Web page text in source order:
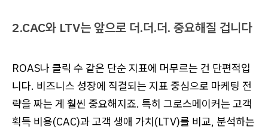
2.CAC와 LTV는 앞으로 더.더.더. 중요해질 겁니다
ROAS나 클릭 수 같은 단순 지표에 머무르는 건 단편적입
니다. 비즈니스 성장에 직결되는 지표 중심으로 마케팅 전
략을 짜는 게 훨씬 중요해지죠. 특히 그로스메이커는 고객
획득 비용(CAC)과 고객 생애 가치(LTV)를 비교, 분석하는